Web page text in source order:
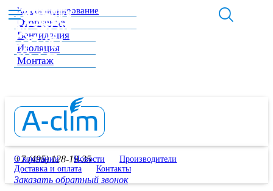
Кондиционирование
Отопление
Вентиляция
Изоляция
Монтаж
+7 (495) 128-19-35
Заказать обратный звонок
О компании Новости
Производители
Доставка и оплата
Контакты